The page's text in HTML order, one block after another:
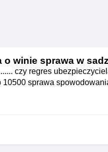
winie sprawa w
czy regres
sprawa